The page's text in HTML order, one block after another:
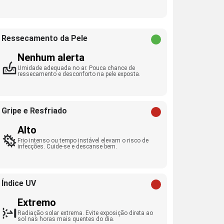
Ressecamento da Pele
Nenhum alerta
Umidade adequada no ar. Pouca chance de
ressecamento e desconforto na pele exposta.
Gripe e Resfriado
Alto
Frio intenso ou tempo instável elevam o risco de
infecções. Cuide-se e descanse bem.
Índice UV
Extremo
Radiação solar extrema. Evite exposição direta ao
sol nas horas mais quentes do dia.